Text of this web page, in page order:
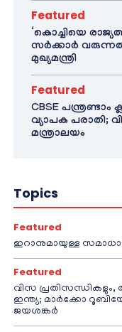
Featured
‘കൊച്ചിയെ
സർക്കാർ വരുന്നത്
മുഖ്യമന്ത്രി
Featured
CBSE
വ്യാപക പരാതി;
മന്ത്രാലയം
Topics
Featured
ഇറാനുമായുള്ള
Featured
വിസ പ്രതിസന്ധികളും,
ഇന്ത്യ; മാർക്കോ
ജയശങ്കർ